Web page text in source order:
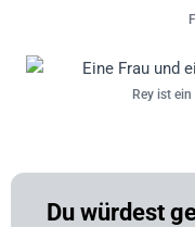
Rey ist
Du würdest